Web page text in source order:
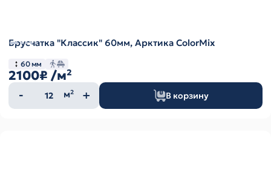
Брусчатка "Классик" 60мм, Арктика ColorMix
60 мм
2100₽ /м²
Количество
товара
м² В корзину